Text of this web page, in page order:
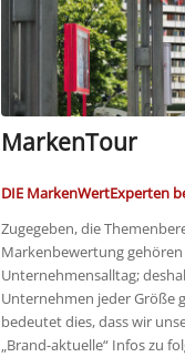
MarkenTour
DIE MarkenWertExperten
Zugegeben, die
Markenbewertung
Unternehmensalltag;
Unternehmen jeder Größe
bedeutet dies, dass wir
„Brand-aktuelle“ Infos zu